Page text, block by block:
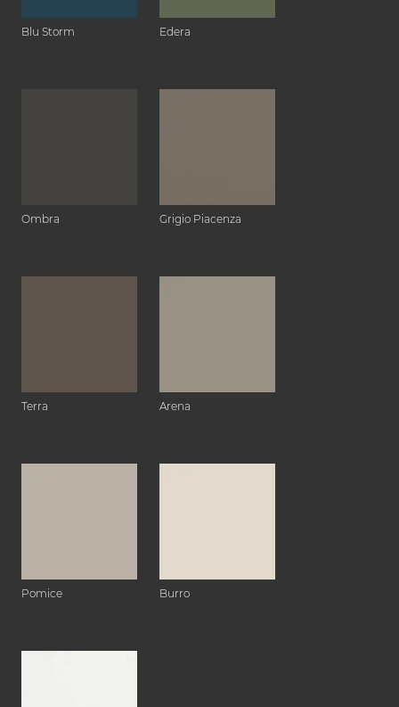
Blu Storm Edera
Ombra Grigio Piacenza
Terra Arena
Pomice Burro